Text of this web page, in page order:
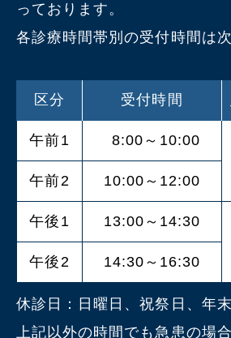
っております。
各診療時間帯別の受付時間は
区分 受付時間
午前1
8:00～10:00
午前2
10:00～12:00
午後1
13:00～14:30
午後2
14:30～16:30
休診日：日曜日、祝祭日、年
上記以外の時間でも急患の場